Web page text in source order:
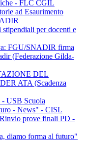
- FLC CGIL
ad Esaurimento
per docenti e
FGU/SNADIR firma
(Federazione Gilda-
DEL
ATA (Scadenza
- USB Scuola
- News" - CISL
prove finali PD -
diamo forma al futuro"